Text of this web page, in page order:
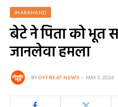
JHARKHAND
बेटे ने पिता को भूत
जानलेवा हमला
BYOFFBEAT NEWS MAY 2, 2026